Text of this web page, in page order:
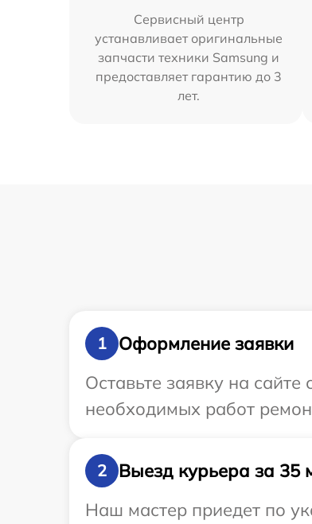
Сервисный центр
устанавливает оригинальные
запчасти техники Samsung и
предоставляет гарантию до 3
лет.
1
Оформление заявки
Оставьте заявку на
необходимых работ
2
Выезд курьера за 35
Наш мастер приедет по